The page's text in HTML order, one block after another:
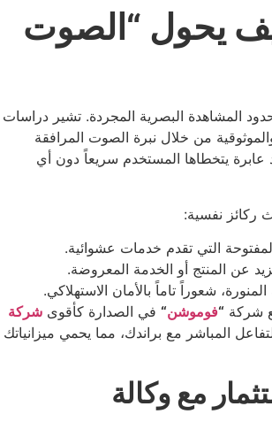
يحول “الصوت
المشاهدة البصرية المجردة. تشير دراسات
من خلال نبرة الصوت المرافقة
عابرة يتخطاها المستخدم سريعاً دون أي
ركائز نفسية:
التي تقدم خدمات عشوائية.
عن المنتج أو الخدمة المعروضة.
شعوراً تاماً بالأمان الاستهلاكي.
شركة “فوموشن“ في الصدارة كأقوى شركة
المباشر مع براندك، مما يحمي ميزانياتك
مع وكالة